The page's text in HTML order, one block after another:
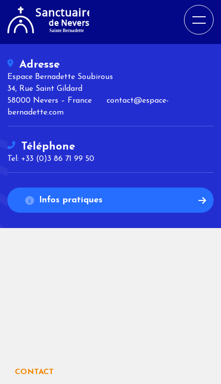
Adresse
Espace Bernadette Soubirous
34, Rue Saint Gildard
58000 Nevers – France contact@espace-
bernadette.com
Téléphone
Tel: +33 (0)3 86 71 99 50
Infos pratiques
CONTACT